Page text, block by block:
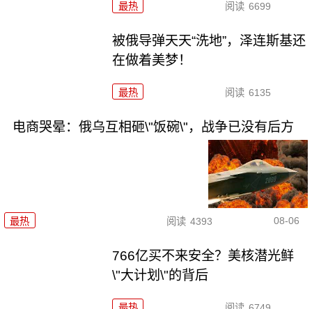
最热 阅读 6699
被俄导弹天天“洗地”，泽连斯基还
在做着美梦！
最热 阅读 6135
电商哭晕：俄乌互相砸\"饭碗\"，战争已没有后方
最热 阅读 4393 08-06
766亿买不来安全？美核潜光鲜
\"大计划\"的背后